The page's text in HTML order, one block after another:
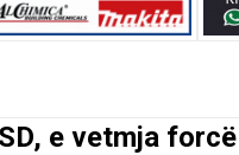
e vetmja